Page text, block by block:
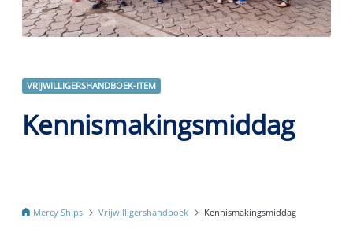
VRIJWILLIGERSHANDBOEK-ITEM
Kennismakingsmiddag
Mercy Ships Vrijwilligershandboek Kennismakingsmiddag